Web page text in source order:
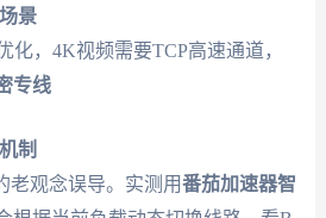
景
化，4K视频需要TCP高速通道，
专线
制
老观念误导。实测用番茄加速器智